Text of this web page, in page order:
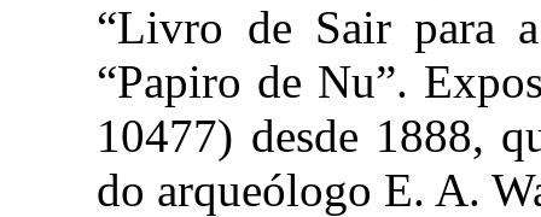
“Livro de Sair para
“Papiro de Nu”.
10477) desde 1888,
do arqueólogo E. A.